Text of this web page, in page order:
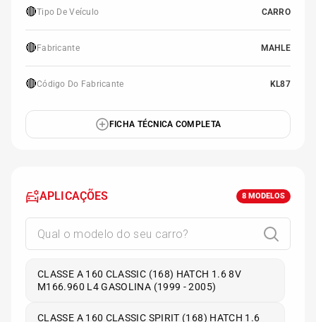
🔴Tipo De Veículo CARRO
🔴 Fabricante MAHLE
🔴Código Do Fabricante KL87
FICHA TÉCNICA COMPLETA
APLICAÇÕES 8 MODELOS
CLASSE A 160 CLASSIC (168) HATCH 1.6 8V
M166.960 L4 GASOLINA (1999 - 2005)
CLASSE A 160 CLASSIC SPIRIT (168) HATCH 1.6